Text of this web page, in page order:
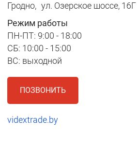
Гродно, ул. Озерское шоссе, 16Г
Режим работы
ПН-ПТ: 9:00 - 18:00
СБ: 10:00 - 15:00
ВС: выходной
ПОЗВОНИТЬ
vidextrade.by